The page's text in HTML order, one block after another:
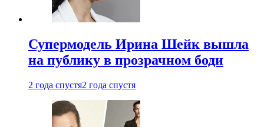
Супермодель Ирина Шейк вышла
на публику в прозрачном боди
2 года спустя2 года спустя